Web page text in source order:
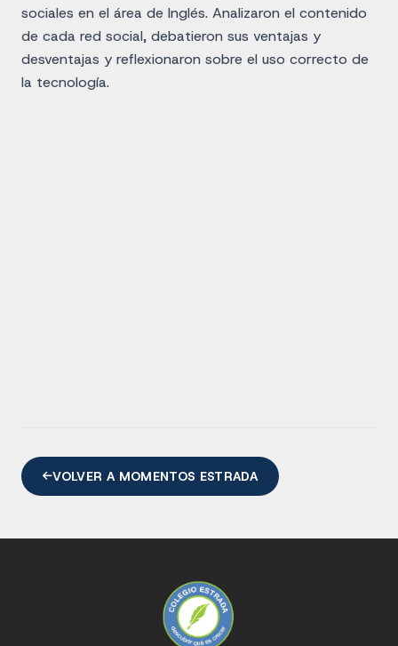
sociales en el área de Inglés. Analizaron el contenido
de cada red social, debatieron sus ventajas y
desventajas y reflexionaron sobre el uso correcto de
la tecnología.
VOLVER A MOMENTOS ESTRADA